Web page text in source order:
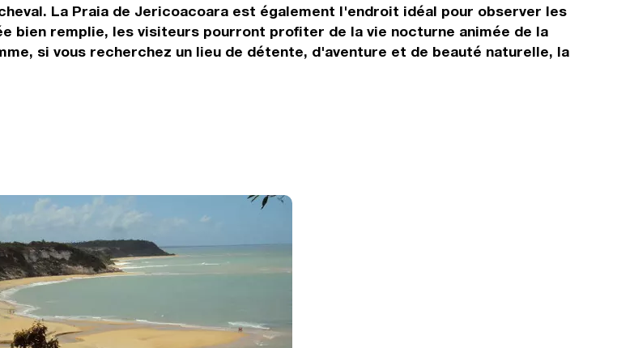
La Praia de Jericoacoara est également l'endroit idéal pour observer les
bien remplie, les visiteurs pourront profiter de la vie nocturne animée de la
si vous recherchez un lieu de détente, d'aventure et de beauté naturelle, la